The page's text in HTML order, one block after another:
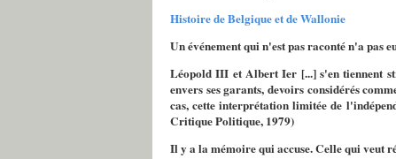
Histoire de Belgique et de Wallonie
Un événement qui n'est pas racontén'a pas
Léopold III et Albert Ier [...] s'en tiennent
envers ses garants, devoirs considérés
cas, cette interprétation limitée de
Critique Politique, 1979)
Il y a la mémoire qui accuse. Celle qui veut